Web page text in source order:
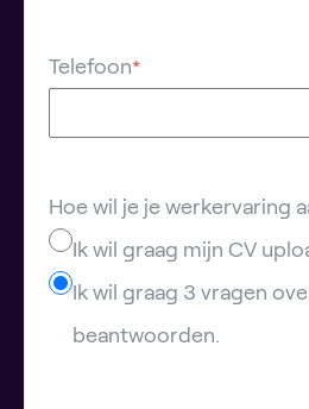
Telefoon*
Hoe wil je je werkervaring
Ik wil graag mijn CV
Ik wil graag 3 vragen
beantwoorden.